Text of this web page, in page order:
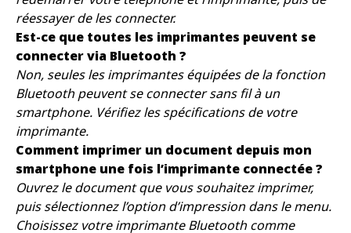
réessayer de les connecter.
Est-ce que toutes les imprimantes peuvent se
connecter via Bluetooth ?
Non, seules les imprimantes équipées de la fonction
Bluetooth peuvent se connecter sans fil à un
smartphone. Vérifiez les spécifications de votre
imprimante.
Comment imprimer un document depuis mon
smartphone une fois l’imprimante connectée ?
Ouvrez le document que vous souhaitez imprimer,
puis sélectionnez l’option d’impression dans le menu.
Choisissez votre imprimante Bluetooth comme